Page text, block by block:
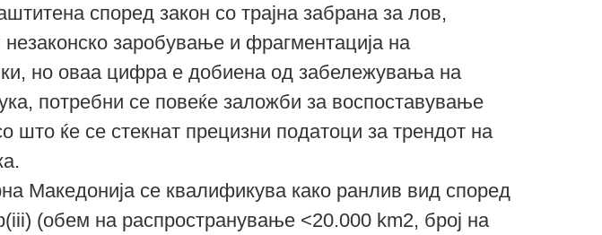
според закон со трајна забрана за лов,
заробување и фрагментација на
но оваа цифра е добиена од забележувања на
потребни се повеќе заложби за воспоставување
што ќе се стекнат прецизни податоци за трендот на
Македонија се квалификува како ранлив вид според
(обем на распространување <20.000 km2, број на